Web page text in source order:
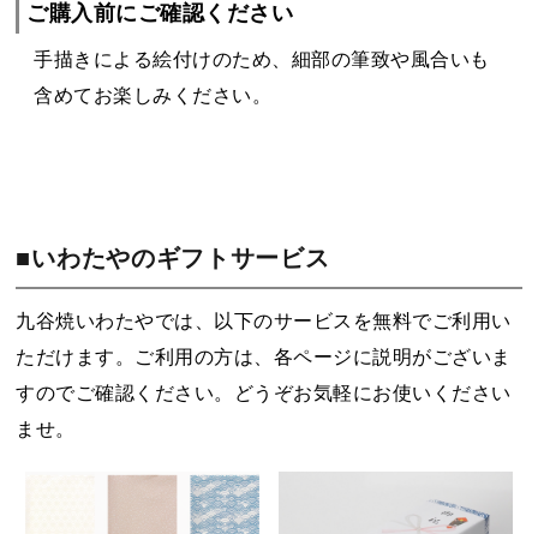
ご購入前にご確認ください
手描きによる絵付けのため、細部の筆致や風合いも
含めてお楽しみください。
■いわたやのギフトサービス
九谷焼いわたやでは、以下のサービスを無料でご利用い
ただけます。ご利用の方は、各ページに説明がございま
すのでご確認ください。どうぞお気軽にお使いください
ませ。